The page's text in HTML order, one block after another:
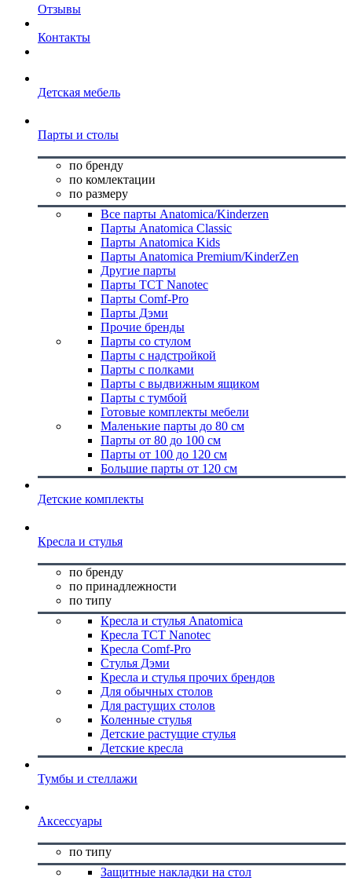
Отзывы
Контакты
Детская мебель
Парты и столы
по бренду
по комлектации
по размеру
Все парты Anatomica/Kinderzen
Парты Anatomica Classic
Парты Anatomica Kids
Парты Anatomica Premium/KinderZen
Другие парты
Парты TCT Nanotec
Парты Comf-Pro
Парты Дэми
Прочие бренды
Парты со стулом
Парты с надстройкой
Парты с полками
Парты с выдвижным ящиком
Парты с тумбой
Готовые комплекты мебели
Маленькие парты до 80 см
Парты от 80 до 100 см
Парты от 100 до 120 см
Большие парты от 120 см
Детские комплекты
Кресла и стулья
по бренду
по принадлежности
по типу
Кресла и стулья Anatomica
Кресла TCT Nanotec
Кресла Comf-Pro
Стулья Дэми
Кресла и стулья прочих брендов
Для обычных столов
Для растущих столов
Коленные стулья
Детские растущие стулья
Детские кресла
Тумбы и стеллажи
Аксессуары
по типу
Защитные накладки на стол